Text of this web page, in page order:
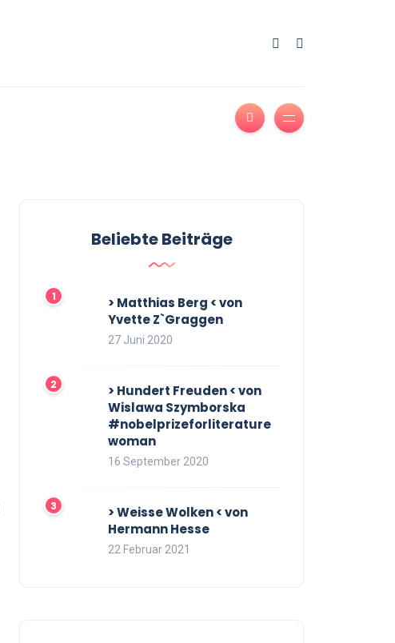
Beliebte Beiträge
> Matthias Berg < von
Yvette Z`Graggen
27 Juni 2020
> Hundert Freuden < von
Wislawa Szymborska
#nobelprizeforliterature
woman
16 September 2020
> Weisse Wolken < von
Hermann Hesse
22 Februar 2021